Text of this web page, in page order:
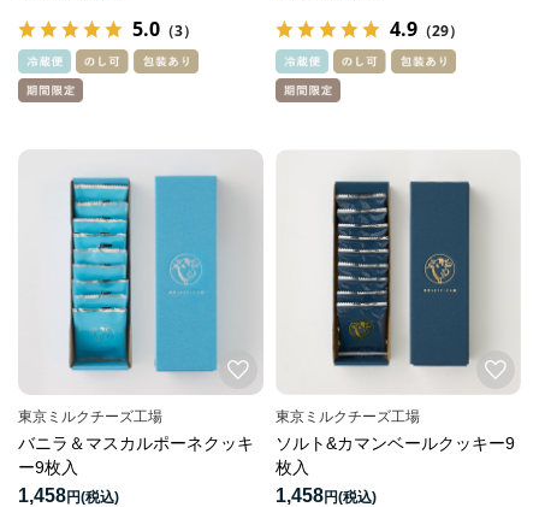
5.0 （3） 4.9 （29）
東京ミルクチーズ工場
バニラ＆マスカルポーネクッキ
ー9枚入
1,458円
東京ミルクチーズ工場
ソルト&カマンベールクッキー9
枚入
1,458円